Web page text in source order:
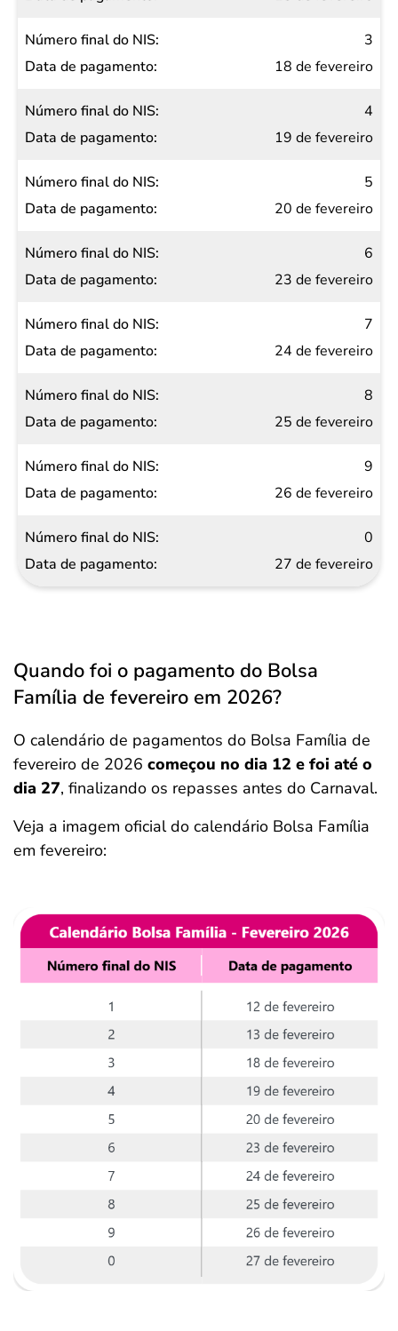
3
18 de fevereiro
4
19 de fevereiro
5
20 de fevereiro
6
23 de fevereiro
7
24 de fevereiro
8
25 de fevereiro
9
26 de fevereiro
0
27 de fevereiro
Quando foi o pagamento do Bolsa
Família de fevereiro em 2026?
O calendário de pagamentos do Bolsa Família de
fevereiro de 2026 começou no dia 12 e foi até o
dia 27, finalizando os repasses antes do Carnaval.
Veja a imagem oficial do calendário Bolsa Família
em fevereiro: